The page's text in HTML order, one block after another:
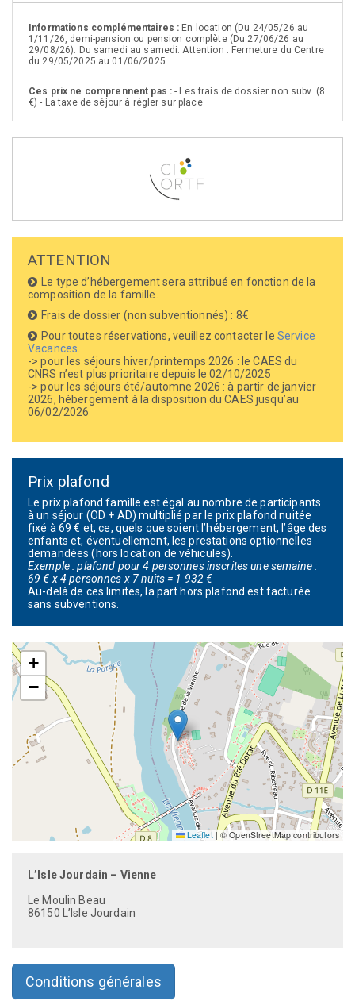
Informations complémentaires : En location (Du 24/05/26 au
1/11/26, demi-pension ou pension complète (Du 27/06/26 au
29/08/26). Du samedi au samedi. Attention : Fermeture du Centre
du 29/05/2025 au 01/06/2025.
Ces prix ne comprennent pas : - Les frais de dossier non subv. (8
€) - La taxe de séjour à régler sur place
ATTENTION
Le type d’hébergement sera attribué en fonction de la
composition de la famille.
Frais de dossier (non subventionnés) : 8€
Pour toutes réservations, veuillez contacter le Service
Vacances
-> pour les séjours hiver/printemps 2026 : le CAES du
CNRS n’est plus prioritaire depuis le 02/10/2025
-> pour les séjours été/automne 2026 : à partir de janvier
2026, hébergement à la disposition du CAES jusqu’au
06/02/2026
Prix plafond
Le prix plafond famille est égal au nombre de participants
à un séjour (OD + AD) multiplié par le prix plafond nuitée
fixé à 69 € et, ce, quels que soient l’hébergement, l’âge des
enfants et, éventuellement, les prestations optionnelles
demandées (hors location de véhicules).
Exemple : plafond pour 4 personnes inscrites une semaine :
69 € x 4 personnes x 7 nuits = 1 932 €
Au-delà de ces limites, la part hors plafond est facturée
sans subventions.
+
−
Leaflet | © OpenStreetMap contributors
L’Isle Jourdain – Vienne
Le Moulin Beau
86150 L’Isle Jourdain
Conditions générales